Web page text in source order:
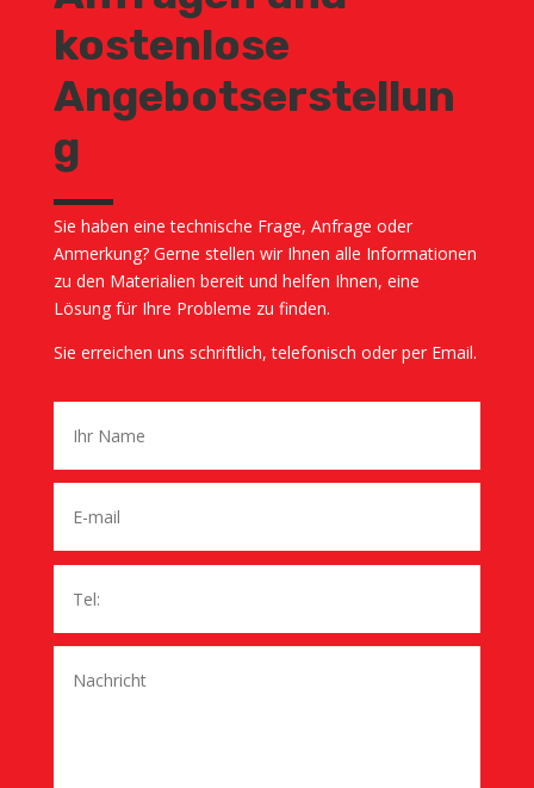
kostenlose
Angebotserstellun
g
Sie haben eine technische Frage, Anfrage oder
Anmerkung? Gerne stellen wir Ihnen alle Informationen
zu den Materialien bereit und helfen Ihnen, eine
Lösung für Ihre Probleme zu finden.
Sie erreichen uns schriftlich, telefonisch oder per Email.